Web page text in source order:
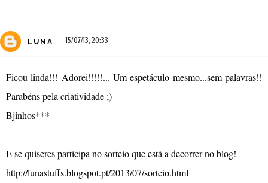
LUNA 15/07/13, 20:33
Ficou linda!!! Adorei!!!!!... Um espetáculo mesmo...sem palavras!!
Parabéns pela criatividade ;)
Bjinhos***
E se quiseres participa no sorteio que está a decorrer no blog!
http://lunastuffs.blogspot.pt/2013/07/sorteio.html